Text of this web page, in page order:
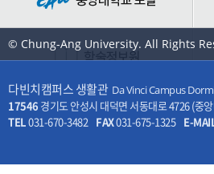
© Chung-Ang University. All Rights
다빈치캠퍼스 생활관 Da Vinci Campus
17546 경기도 안성시 대덕면 서동대로 4726 (중
TEL 031-670-3482 FAX031-675-1325 E-MAIL